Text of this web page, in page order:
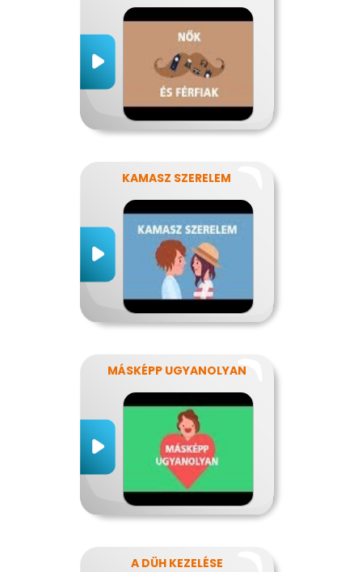
KAMASZ SZERELEM
MÁSKÉPP UGYANOLYAN
A DÜH KEZELÉSE